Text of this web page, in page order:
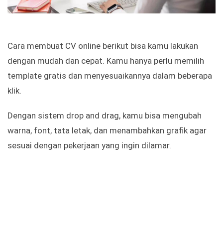
Cara membuat CV online berikut bisa kamu lakukan
dengan mudah dan cepat. Kamu hanya perlu memilih
template gratis dan menyesuaikannya dalam beberapa
klik.
Dengan sistem drop and drag, kamu bisa mengubah
warna, font, tata letak, dan menambahkan grafik agar
sesuai dengan pekerjaan yang ingin dilamar.